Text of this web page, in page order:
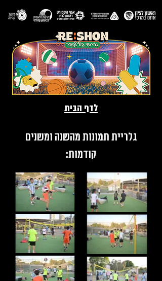
לדף הבית
גלריית תמונות מהשנה ומשנים
קודמות: